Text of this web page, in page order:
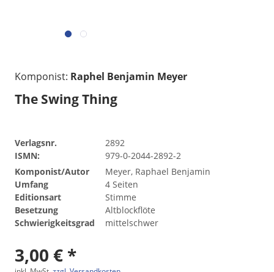
Komponist: Raphel Benjamin Meyer
The Swing Thing
Verlagsnr.
2892
ISMN:
979-0-2044-2892-2
Komponist/Autor
Meyer, Raphael Benjamin
Umfang
4 Seiten
Editionsart
Stimme
Besetzung
Altblockflöte
Schwierigkeitsgrad
mittelschwer
3,00 € *